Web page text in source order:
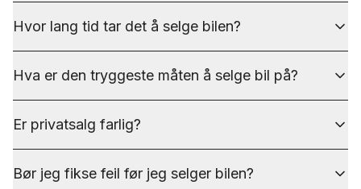
Hvor lang tid tar det å selge bilen?
Hva er den tryggeste måten å selge bil på?
Er privatsalg farlig?
Bør jeg fikse feil før jeg selger bilen?